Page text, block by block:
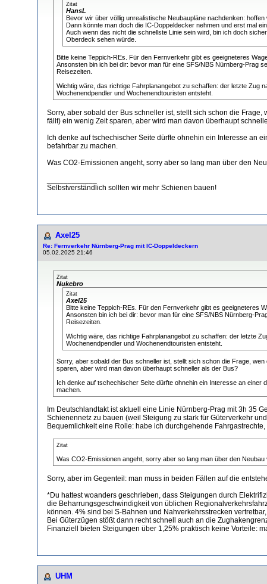
Zitat
HansL
Bevor wir über völlig unrealistische Neubaupläne nachdenken:
Dann könnte man doch die IC-Doppeldecker nehmen und erst mal
Auch wenn das nicht die schnellste Linie sein wird, bin ich doch
Oberdeck sehen würde.
Bitte keine Teppich-REs. Für den Fernverkehr gibt es geeigneteres
Ansonsten bin ich bei dir: bevor man für eine SFS/NBS Nürnberg-Prag
Reisezeiten.
Wichtig wäre, das richtige Fahrplanangebot zu schaffen: der letzte Zug
Wochenendpendler und Wochenendtouristen entsteht.
Sorry, aber sobald der Bus schneller ist, stellt sich schon die
fällt) ein wenig Zeit sparen, aber wird man davon überhaupt
Ich denke auf tschechischer Seite dürfte ohnehin ein Interesse an
befahrbar zu machen.
Was CO2-Emissionen angeht, sorry aber so lang man über den
Selbstverständlich sollten wir mehr Schienen bauen!
Axel25
Re: Fernverkehr Nürnberg-Prag mit IC-Doppeldeckern
05.02.2025 21:46
Zitat
Nukebro
Zitat
Axel25
Bitte keine Teppich-REs. Für den Fernverkehr gibt es geeigneteres
Ansonsten bin ich bei dir: bevor man für eine SFS/NBS Nürnberg-
Reisezeiten.
Wichtig wäre, das richtige Fahrplanangebot zu schaffen: der letzte
Wochenendpendler und Wochenendtouristen entsteht.
Sorry, aber sobald der Bus schneller ist, stellt sich schon die Frage,
sparen, aber wird man davon überhaupt schneller als der Bus?
Ich denke auf tschechischer Seite dürfte ohnehin ein Interesse an
machen.
Im Deutschlandtakt ist aktuell eine Linie Nürnberg-Prag mit 3h 35
Schienennetz zu bauen (weil Steigung zu stark für Güterverkehr
Bequemlichkeit eine Rolle: habe ich durchgehende
Zitat
Was CO2-Emissionen angeht, sorry aber so lang man über den
Sorry, aber im Gegenteil: man muss in beiden Fällen auf die
*Du hattest woanders geschrieben, dass Steigungen durch
die Beharrungsgeschwindigkeit von üblichen
können. 4% sind bei S-Bahnen und Nahverkehrsstrecken
Bei Güterzügen stößt dann recht schnell auch an die
Finanziell bieten Steigungen über 1,25% praktisch keine Vorteile:
UHM